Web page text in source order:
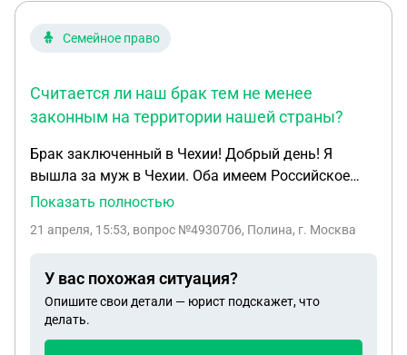
Семейное право
Считается ли наш брак тем не менее
законным на территории нашей страны?
Брак заключенный в Чехии! Добрый день! Я
вышла за муж в Чехии. Оба имеем Российское
гражданство. Оформили все как нужно, для
фамилию мужа. Прошло много времени. В России
паспорт на другую фамилию. Считается ли наш
брак тем не менее законным на территории нашей
страны? И второй вопрос, может ли мой муж
Показать полностью
21 апреля, 15:53, вопрос №4930706, Полина, г. Москва
У вас похожая ситуация?
Опишите свои детали — юрист подскажет, что
делать.